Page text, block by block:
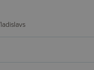
Vladislava, Vladislavs